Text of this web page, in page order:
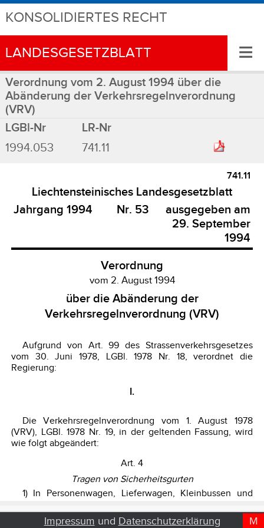
KONSOLIDIERTES RECHT
LANDESGESETZBLATT ≡
Verordnung vom 2. August 1994 über die
Abänderung der Verkehrsregelnverordnung
(VRV)
LGBl-Nr
LR-Nr
1994.053
741.11
D
T
M
Impressum und Datenschutzerklärung